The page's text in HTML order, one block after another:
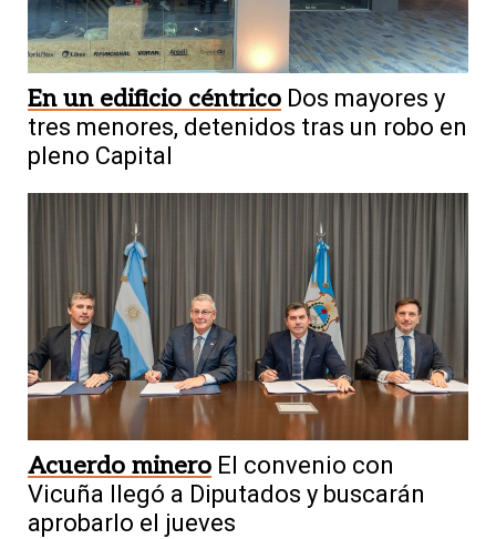
En un edificio céntrico Dos mayores y
tres menores, detenidos tras un robo en
pleno Capital
Acuerdo minero El convenio con
Vicuña llegó a Diputados y buscarán
aprobarlo el jueves